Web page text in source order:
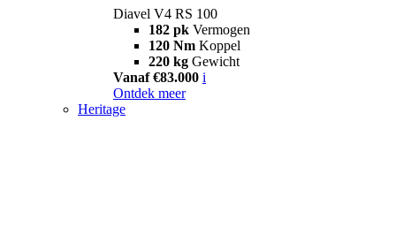
Diavel V4 RS 100
182 pk Vermogen
120 Nm Koppel
220 kg Gewicht
Vanaf €83.000 i
Ontdek meer
Heritage